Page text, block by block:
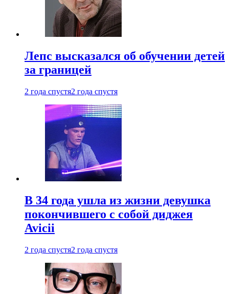
Лепс высказался об обучении детей
за границей
2 года спустя2 года спустя
В 34 года ушла из жизни девушка
покончившего с собой диджея
Avicii
2 года спустя2 года спустя